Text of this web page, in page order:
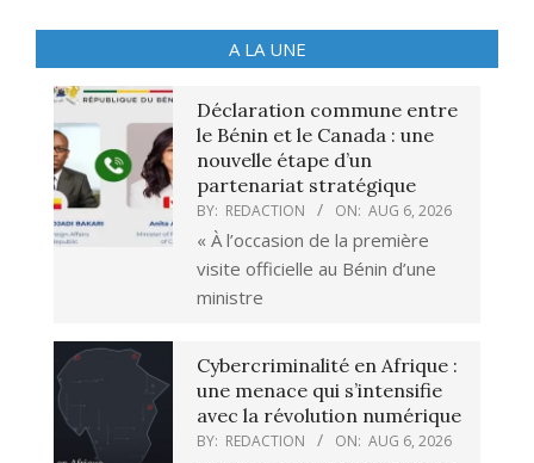
A LA UNE
Déclaration commune entre
le Bénin et le Canada : une
nouvelle étape d’un
partenariat stratégique
BY: REDACTION ON: AUG 6, 2026
« À l’occasion de la première
visite officielle au Bénin d’une
ministre
Cybercriminalité en Afrique :
une menace qui s’intensifie
avec la révolution numérique
BY: REDACTION ON: AUG 6, 2026